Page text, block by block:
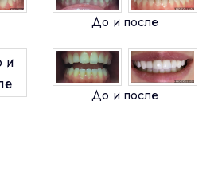
До и после
До и после